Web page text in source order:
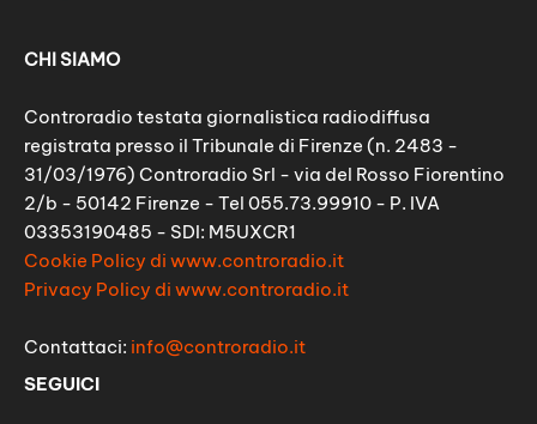
CHI SIAMO
Controradio testata giornalistica radiodiffusa
registrata presso il Tribunale di Firenze (n. 2483 -
31/03/1976) Controradio Srl - via del Rosso Fiorentino
2/b - 50142 Firenze - Tel 055.73.99910 - P. IVA
03353190485 - SDI: M5UXCR1
Cookie Policy di www.controradio.it
Privacy Policy di www.controradio.it
Contattaci: info@controradio.it
SEGUICI